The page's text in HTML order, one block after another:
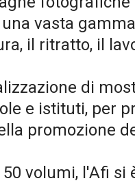
vasta
il ritratto, il
di
e istituti, per
promozione
volumi, l'Afi